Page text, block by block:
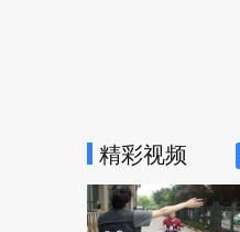
精彩视频